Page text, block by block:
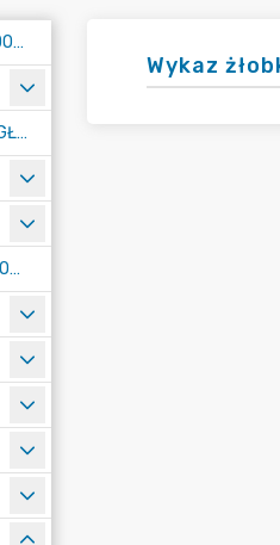
DANE KONTAKTOWE, GODZINY URZĘDOWANIA I NUMER KONTA BANKOWEGO
ZAWIADOMIENIA, OBWIESZCZENIA I OGŁOSZENIA
PRACA - KONKURSY NA WOLNE STANOWISKA
Wykaz